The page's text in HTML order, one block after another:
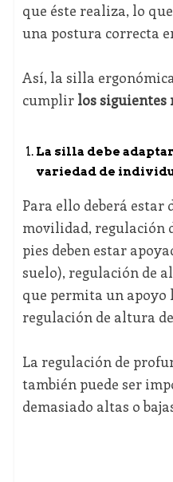
que éste realiza, lo
una postura correcta
Así, la silla
cumplirlos siguientes
La silla debe
variedad de
Para ello deberá estar
movilidad, regulación
pies deben estar
suelo), regulación de
que permita un apoyo
regulación de altura
La regulación de
también puede ser
demasiado altas o